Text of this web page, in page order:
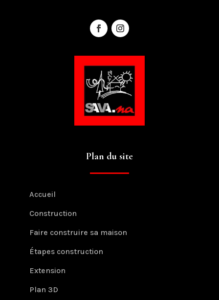
Plan du site
Accueil
Construction
Faire construire sa maison
Étapes construction
Extension
Plan 3D